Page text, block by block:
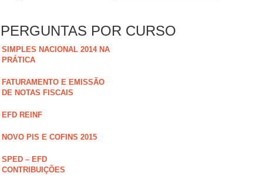
PERGUNTAS POR CURSO
SIMPLES NACIONAL 2014 NA
PRÁTICA
FATURAMENTO E EMISSÃO
DE NOTAS FISCAIS
EFD REINF
NOVO PIS E COFINS 2015
SPED – EFD
CONTRIBUIÇÕES